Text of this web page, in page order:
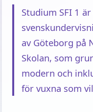
Studium SFI 1
av Göteborg på
Skolan, som
modern och
för vuxna som